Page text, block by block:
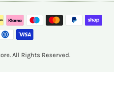
All Rights Reserved.